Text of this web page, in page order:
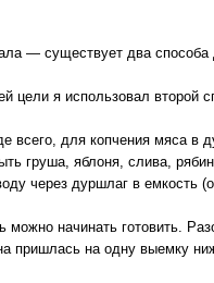
— существует два способа
цели я использовал второй
всего, для копчения мяса в
груша, яблоня, слива,
через дуршлаг в емкость
можно начинать готовить.
пришлась на одну выемку